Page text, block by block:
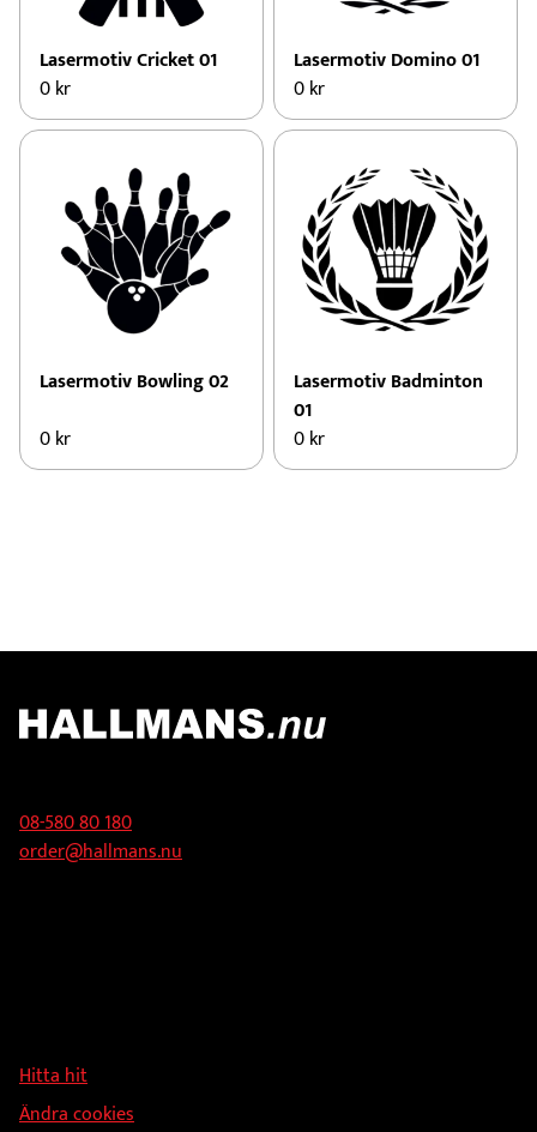
Lasermotiv Cricket 01
0kr
Lasermotiv Domino 01
0kr
Lasermotiv Bowling 02
0kr
Lasermotiv Badminton
01
0kr
08-580 80 180
order@hallmans.nu
Hitta hit
Ändra cookies